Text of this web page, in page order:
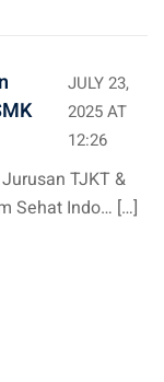
JULY 23,
2025 AT
12:26
TJKT &
Sehat Indo… […]